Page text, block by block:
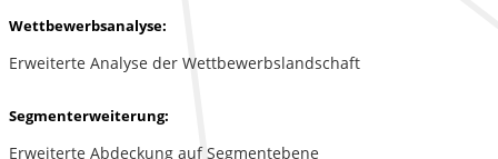
Wettbewerbsanalyse:
Erweiterte Analyse der Wettbewerbslandschaft
Segmenterweiterung:
Erweiterte Abdeckung auf Segmentebene